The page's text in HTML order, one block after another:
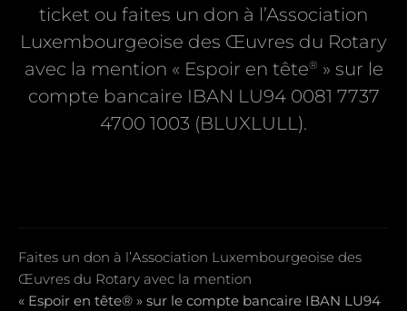
ticket ou faites un don à l’Association
Luxembourgeoise des Œuvres du Rotary
avec la mention « Espoir en tête® » sur le
compte bancaire IBAN LU94 0081 7737
4700 1003 (BLUXLULL).
Faites un don à l’Association Luxembourgeoise des
Œuvres du Rotary avec la mention
« Espoir en tête® » sur le compte bancaire IBAN LU94